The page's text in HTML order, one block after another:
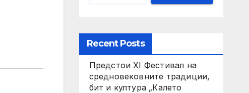
Recent Posts
Предстои XI Фестивал на
средновековните традиции,
бит и култура „Калето